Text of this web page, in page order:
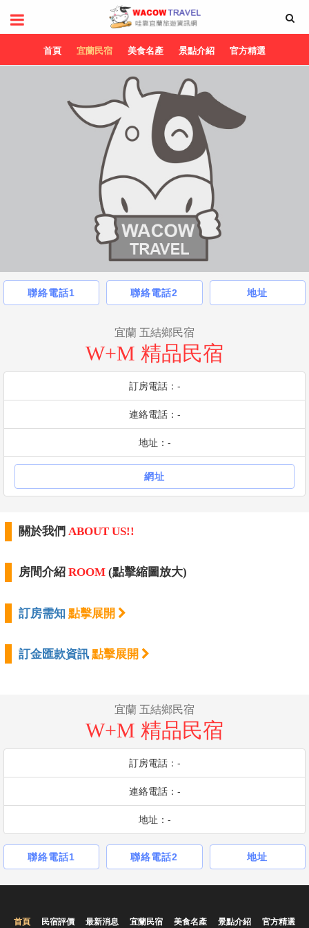
首頁 宜蘭民宿 美食名產 景點介紹 官方精選
聯絡電話1 聯絡電話2 地址
宜蘭 五結鄉民宿
W+M 精品民宿
訂房電話：-
連絡電話：-
地址：-
網址
關於我們 ABOUT US!!
房間介紹 ROOM (點擊縮圖放大)
訂房需知 點擊展開
訂金匯款資訊 點擊展開
宜蘭 五結鄉民宿
W+M 精品民宿
訂房電話：-
連絡電話：-
地址：-
聯絡電話1 聯絡電話2 地址
首頁 民宿評價 最新消息 宜蘭民宿 美食名產 景點介紹 官方精選